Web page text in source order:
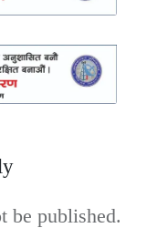
be published.